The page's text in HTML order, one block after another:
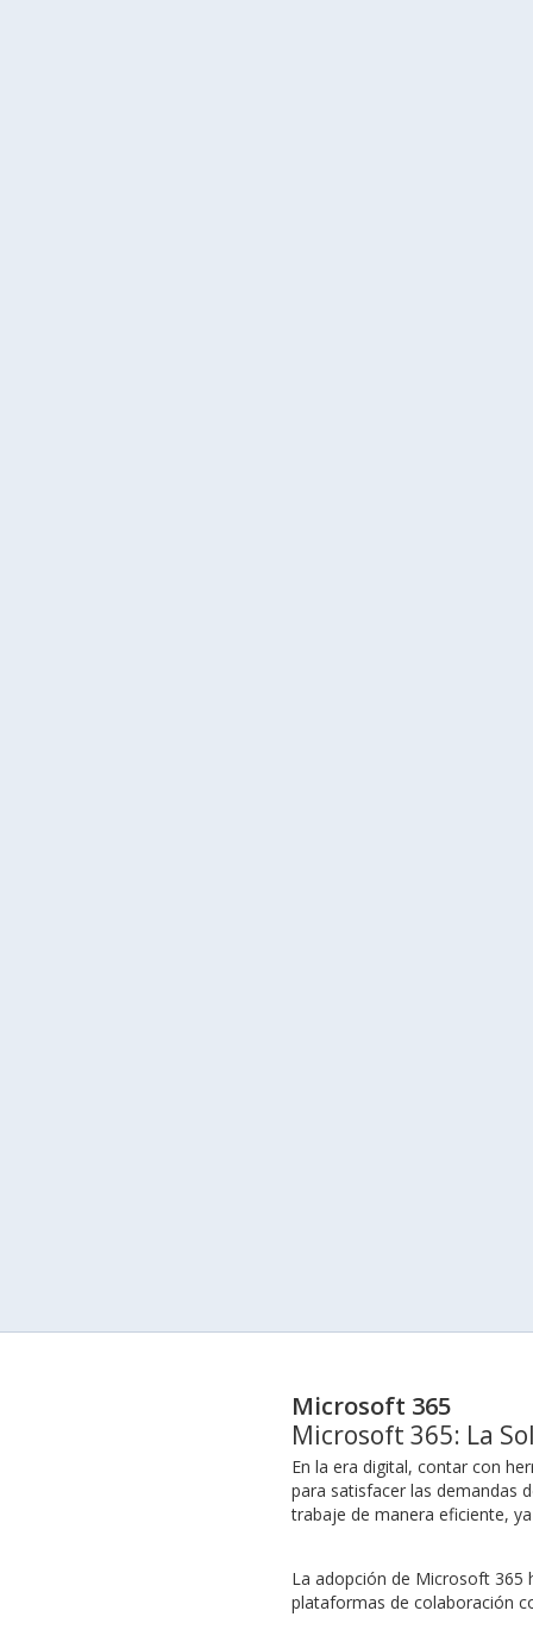
Microsoft 365
Microsoft 365: La
En la era digital, contar con
para satisfacer las demandas
trabaje de manera eficiente,
La adopción de Microsoft 365
plataformas de colaboración